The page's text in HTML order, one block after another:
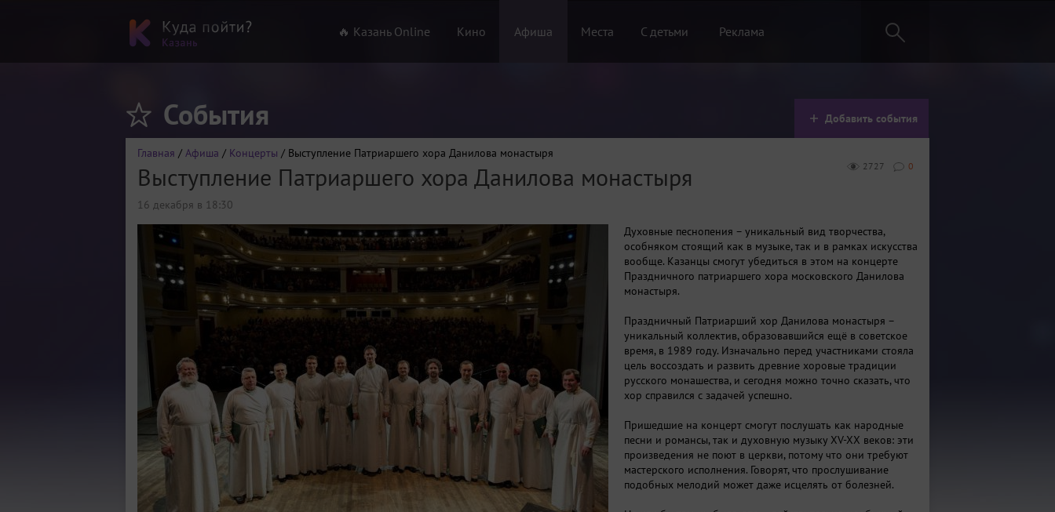
🔥 Казань Online Кино Афиша Места С детьми Реклама
События Добавить события
Главная / Афиша / Концерты / Выступление Патриаршего хора Данилова монастыря
0
2727
Выступление Патриаршего хора Данилова монастыря
16 декабря в 18:30
Духовные песнопения – уникальный вид творчества,
особняком стоящий как в музыке, так и в рамках искусства
вообще. Казанцы смогут убедиться в этом на концерте
Праздничного патриаршего хора московского Данилова
монастыря.
Праздничный Патриарший хор Данилова монастыря –
уникальный коллектив, образовавшийся ещё в советское
время, в 1989 году. Изначально перед участниками стояла
цель воссоздать и развить древние хоровые традиции
русского монашества, и сегодня можно точно сказать, что
хор справился с задачей успешно.
Пришедшие на концерт смогут послушать как народные
песни и романсы, так и духовную музыку XV-XX веков: эти
произведения не поют в церкви, потому что они требуют
мастерского исполнения. Говорят, что прослушивание
подобных мелодий может даже исцелять от болезней.